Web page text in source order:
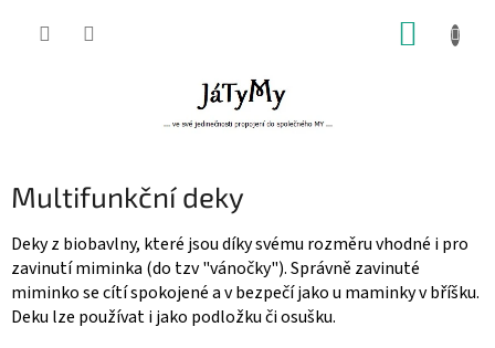
Multifunkční deky
Deky z biobavlny, které jsou díky svému rozměru vhodné i pro
zavinutí miminka (do tzv "vánočky"). Správně zavinuté
miminko se cítí spokojené a v bezpečí jako u maminky v bříšku.
Deku lze používat i jako podložku či osušku.